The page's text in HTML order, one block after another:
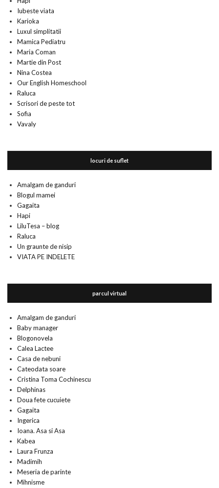
Iubeste viata
Karioka
Luxul simplitatii
Mamica Pediatru
Maria Coman
Martie din Post
Nina Costea
Our English Homeschool
Raluca
Scrisori de peste tot
Sofia
Vavaly
locuri de suflet
Amalgam de ganduri
Blogul mamei
Gagaita
Hapi
LiluTesa – blog
Raluca
Un graunte de nisip
VIATA PE INDELETE
parcul virtual
Amalgam de ganduri
Baby manager
Blogonovela
Calea Lactee
Casa de nebuni
Cateodata soare
Cristina Toma Cochinescu
Delphinas
Doua fete cucuiete
Gagaita
Ingerica
Ioana. Asa si Asa
Kabea
Laura Frunza
Madimih
Meseria de parinte
Mihnisme